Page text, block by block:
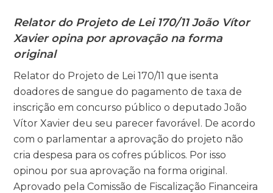
Relator do Projeto de Lei 170/11 João Vítor
Xavier opina por aprovação na forma
original
Relator do Projeto de Lei 170/11 que isenta
doadores de sangue do pagamento de taxa de
inscrição em concurso público o deputado João
Vítor Xavier deu seu parecer favorável. De acordo
com o parlamentar a aprovação do projeto não
cria despesa para os cofres públicos. Por isso
opinou por sua aprovação na forma original.
Aprovado pela Comissão de Fiscalização Financeira